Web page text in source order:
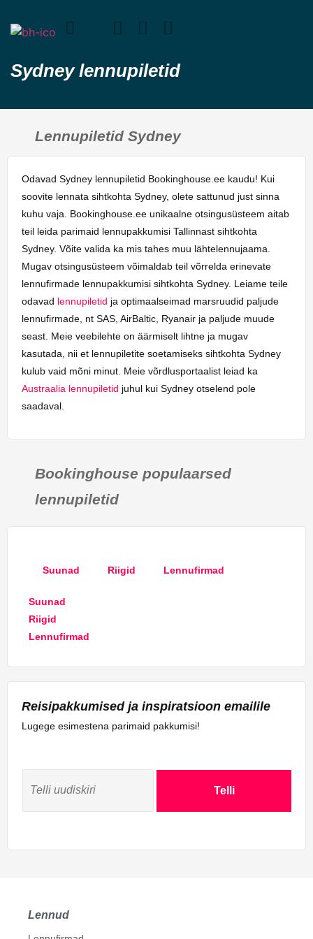
Sydney lennupiletid
Lennupiletid Sydney
Odavad Sydney lennupiletid Bookinghouse.ee kaudu! Kui
soovite lennata sihtkohta Sydney, olete sattunud just sinna
kuhu vaja. Bookinghouse.ee unikaalne otsingusüsteem aitab
teil leida parimaid lennupakkumisi Tallinnast sihtkohta
Sydney. Võite valida ka mis tahes muu lähtelennujaama.
Mugav otsingusüsteem võimaldab teil võrrelda erinevate
lennufirmade lennupakkumisi sihtkohta Sydney. Leiame teile
odavad lennupiletid ja optimaalseimad marsruudid paljude
lennufirmade, nt SAS, AirBaltic, Ryanair ja paljude muude
seast. Meie veebilehte on äärmiselt lihtne ja mugav
kasutada, nii et lennupiletite soetamiseks sihtkohta Sydney
kulub vaid mõni minut. Meie võrdlusportaalist leiad ka
Austraalia lennupiletid juhul kui Sydney otselend pole
saadaval.
Bookinghouse populaarsed
lennupiletid
Suunad Riigid Lennufirmad
Suunad
Riigid
Lennufirmad
Reisipakkumised ja inspiratsioon emailile
Lugege esimestena parimaid pakkumisi!
Telli
Lennud